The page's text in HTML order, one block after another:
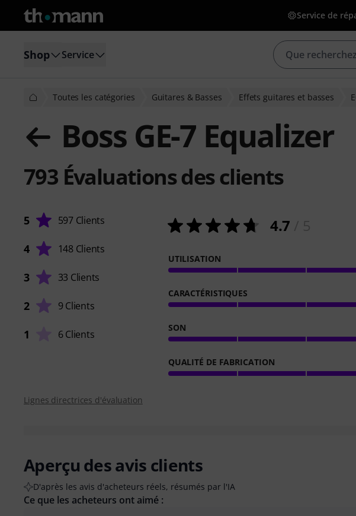
Service de
Shop Service
Toutes les catégories Guitares & Basses Effets guitares et basses
Boss GE-7 Equalizer
793 Évaluations des clients
5 597 Clients
4 148 Clients
3 33 Clients
2 9 Clients
1 6 Clients
4.7
UTILISATION
CARACTÉRISTIQUES
SON
QUALITÉ DE FABRICATION
Lignes directrices d'évaluation
Aperçu des avis clients
D'après les avis d'acheteurs réels, résumés par l'IA
Ce que les acheteurs ont aimé :